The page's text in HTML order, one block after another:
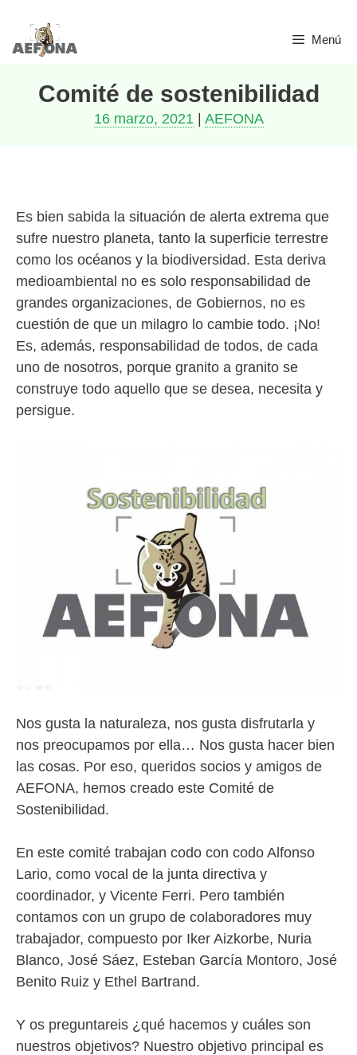
Saltar
Menú
Comité de sostenibilidad
16 marzo, 2021| AEFONA
Es bien sabida la situación de alerta extrema que
sufre nuestro planeta, tanto la superficie terrestre
como los océanos y la biodiversidad. Esta deriva
medioambiental no es solo responsabilidad de
grandes organizaciones, de Gobiernos, no es
cuestión de que un milagro lo cambie todo. ¡No!
Es, además, responsabilidad de todos, de cada
uno de nosotros, porque granito a granito se
construye todo aquello que se desea, necesita y
persigue.
Nos gusta la naturaleza, nos gusta disfrutarla y
nos preocupamos por ella… Nos gusta hacer bien
las cosas. Por eso, queridos socios y amigos de
AEFONA, hemos creado este Comité de
Sostenibilidad.
En este comité trabajan codo con codo Alfonso
Lario, como vocal de la junta directiva y
coordinador, y Vicente Ferri. Pero también
contamos con un grupo de colaboradores muy
trabajador, compuesto por Iker Aizkorbe, Nuria
Blanco, José Sáez, Esteban García Montoro, José
Benito Ruiz y Ethel Bartrand.
Y os preguntareis ¿qué hacemos y cuáles son
nuestros objetivos? Nuestro objetivo principal es